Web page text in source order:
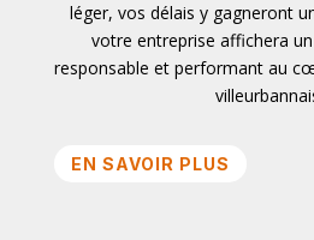
léger, vos délais y gagneront
votre entreprise affichera
responsable et performant au
EN SAVOIR PLUS